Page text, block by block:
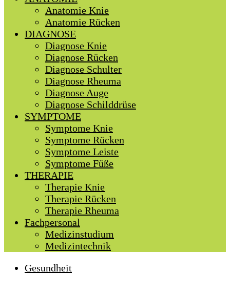
Anatomie Knie
Anatomie Rücken
DIAGNOSE
Diagnose Knie
Diagnose Rücken
Diagnose Schulter
Diagnose Rheuma
Diagnose Auge
Diagnose Schilddrüse
SYMPTOME
Symptome Knie
Symptome Rücken
Symptome Leiste
Symptome Füße
THERAPIE
Therapie Knie
Therapie Rücken
Therapie Rheuma
Fachpersonal
Medizinstudium
Medizintechnik
Gesundheit